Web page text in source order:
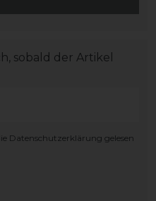
sobald der Artikel
Daten­schutz­erklärung gelesen